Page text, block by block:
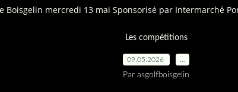
Boisgelin mercredi 13 mai Sponsorisé par Intermarché
Les compétitions
09.05.2026
Par asgolfboisgelin